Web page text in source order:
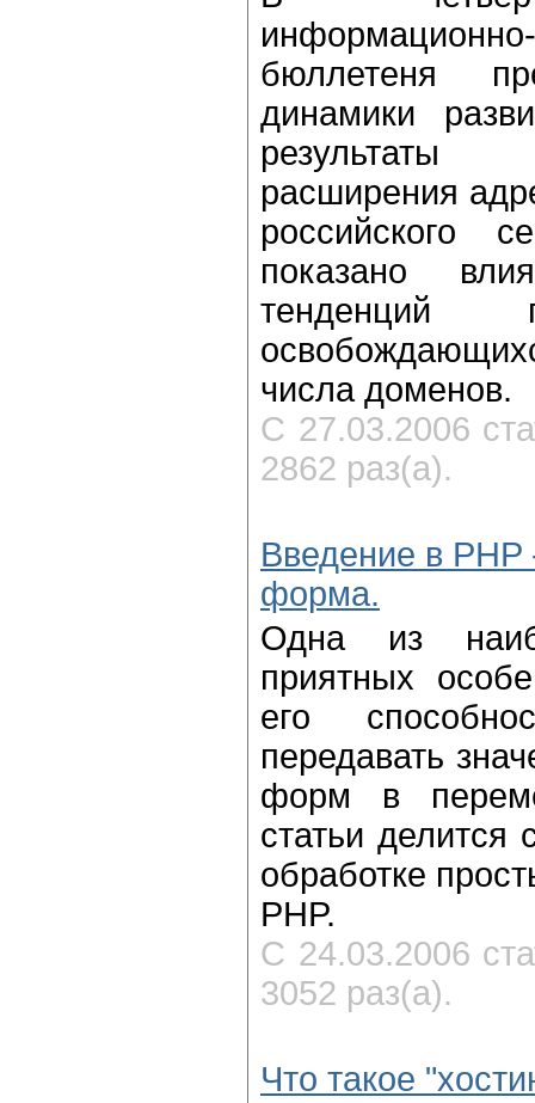
информационно-
бюллетеня
динамики
расширения
российского
показано
тенденций
числа доменов.
С 27.03.2006
2862 раз(а).
Введение в PHP
форма.
Одна из
приятных
его
передавать
форм в
статьи
обработке
PHP.
С 24.03.2006
3052 раз(а).
Что такое